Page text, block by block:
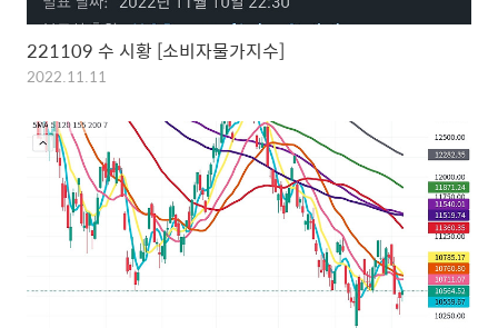
221109 수 시황 [소비자물가지수]
2022.11.11